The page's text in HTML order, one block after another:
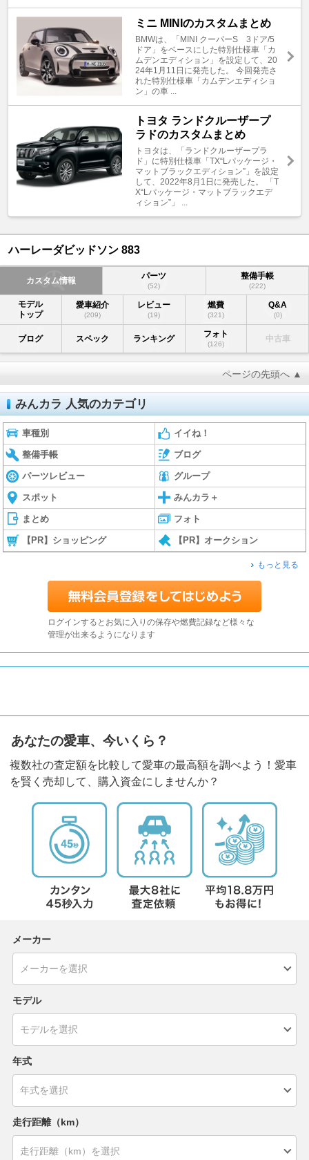
ミニ MINIのカスタムまとめ
BMWは、「MINI クーパーS 3ドア/5
ドア」をベースにした特別仕様車「カ
ムデンエディション」を設定して、20
24年1月11日に発売した。 今回発売さ
れた特別仕様車「カムデンエディショ
ン」の車 ...
トヨタ ランドクルーザープ
ラドのカスタムまとめ
トヨタは、「ランドクルーザープラ
ド」に特別仕様車「TX“Lパッケージ・
マットブラックエディション”」を設定
して、2022年8月1日に発売した。 「T
X“Lパッケージ・マットブラックエデ
ィション”」 ...
ハーレーダビッドソン 883
カスタム情報 パーツ
(52)
整備手帳
(222)
モデル
トップ
愛車紹介
(209)
レビュー
(19)
燃費
(321)
Q&A
(0)
ブログ スペック ランキング フォト
(126)
中古車
ページの先頭へ ▲
みんカラ 人気のカテゴリ
車種別 イイね！
整備手帳 ブログ
パーツレビュー グループ
スポット みんカラ＋
まとめ フォト
【PR】ショッピング 【PR】オークション
もっと見る
ログインするとお気に入りの保存や燃費記録など様々な
管理が出来るようになります
あなたの愛車、今いくら？
複数社の査定額を比較して愛車の最高額を調べよう！愛車
を賢く売却して、購入資金にしませんか？
メーカー
モデル
年式
走行距離（km）